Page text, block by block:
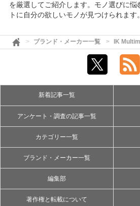
を厳選してご紹介します。モノ選びに悩
トに自分の欲しいモノが見つけられます。
ブランド・メーカー一覧 IK
新着記事一覧
アンケート・調査の記事一覧
カテゴリー一覧
ブランド・メーカー一覧
編集部
著作権と転載について